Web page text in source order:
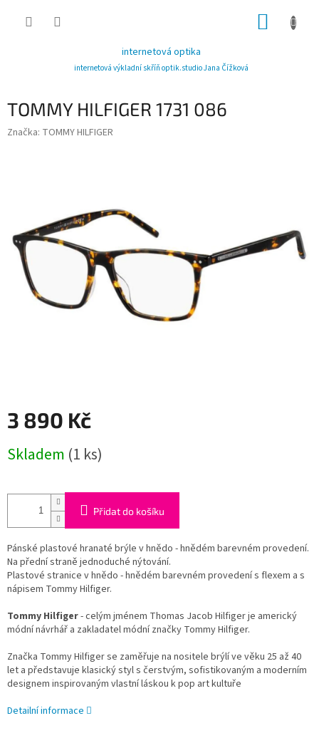
internetová optika
internetová výkladní skříň optik.studio Jana Čížková
TOMMY HILFIGER 1731 086
Značka: TOMMY HILFIGER
3 890 Kč
cena:
Skladem (1 ks)
Přidat do košíku
Pánské plastové hranaté brýle v hnědo - hnědém barevném provedení.
Na přední straně jednoduché nýtování.
Plastové stranice v hnědo - hnědém barevném provedení s flexem a s
nápisem Tommy Hilfiger.
Tommy Hilfiger- celým jménem Thomas Jacob Hilfiger je americký
módní návrhář a zakladatel módní značky Tommy Hilfiger.
Značka Tommy Hilfiger se zaměřuje na nositele brýlí ve věku 25 až 40
let a představuje klasický styl s čerstvým, sofistikovaným a moderním
designem inspirovaným vlastní láskou k pop art kultuře
Detailní informace